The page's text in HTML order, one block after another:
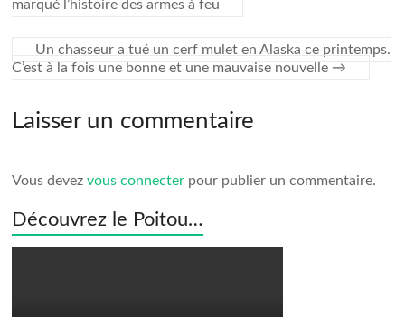
marqué l’histoire des armes à feu
Un chasseur a tué un cerf mulet en Alaska ce printemps.
C’est à la fois une bonne et une mauvaise nouvelle →
Laisser un commentaire
Vous devezvous connecter pour publier un commentaire.
Découvrez le Poitou…